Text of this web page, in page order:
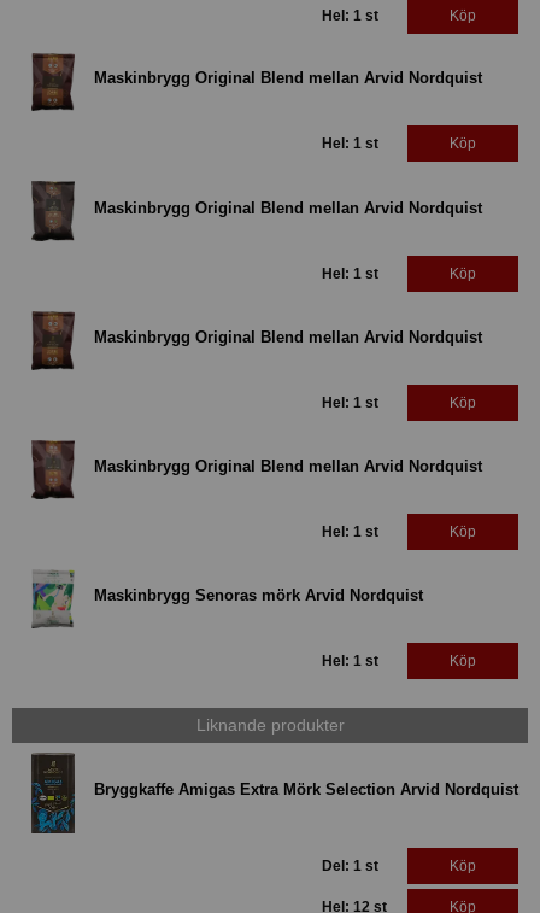
Hel: 1 st Köp
Maskinbrygg Original Blend mellan Arvid Nordquist
Hel: 1 st Köp
Maskinbrygg Original Blend mellan Arvid Nordquist
Hel: 1 st Köp
Maskinbrygg Original Blend mellan Arvid Nordquist
Hel: 1 st Köp
Maskinbrygg Original Blend mellan Arvid Nordquist
Hel: 1 st Köp
Maskinbrygg Senoras mörk Arvid Nordquist
Hel: 1 st Köp
Liknande produkter
Bryggkaffe Amigas Extra Mörk Selection Arvid Nordquist
Del: 1 st Köp
Hel: 12 st Köp